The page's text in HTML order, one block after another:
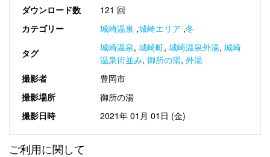
ダウンロード数
121 回
カテゴリー
城崎温泉 ,城崎エリア ,冬
タグ 城崎温泉, 城崎町, 城崎温泉外湯, 城崎
温泉街並み, 御所の湯, 外湯
撮影者
豊岡市
撮影場所
御所の湯
撮影日時
2021年 01月 01日 (金)
ご利用に関して